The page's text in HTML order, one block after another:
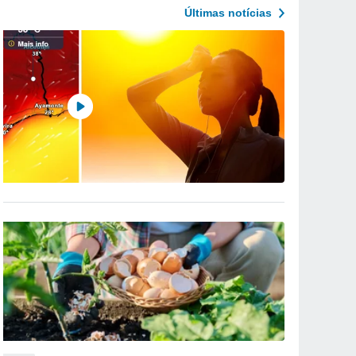
Últimas notícias